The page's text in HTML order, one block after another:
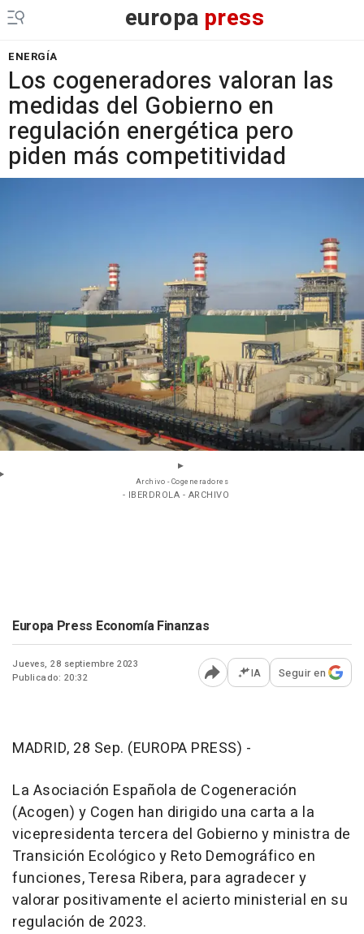
europa press
ENERGÍA
Los cogeneradores valoran las
medidas del Gobierno en
regulación energética pero
piden más competitividad
Archivo - Cogeneradores
- IBERDROLA - ARCHIVO
Europa Press Economía Finanzas
Jueves, 28 septiembre 2023
Publicado: 20:32
Abrir opciones para
IA Seguir en
MADRID, 28 Sep. (EUROPA PRESS) -
La Asociación Española de Cogeneración
(Acogen) y Cogen han dirigido una carta a la
vicepresidenta tercera del Gobierno y ministra de
Transición Ecológico y Reto Demográfico en
funciones, Teresa Ribera, para agradecer y
valorar positivamente el acierto ministerial en su
regulación de 2023.